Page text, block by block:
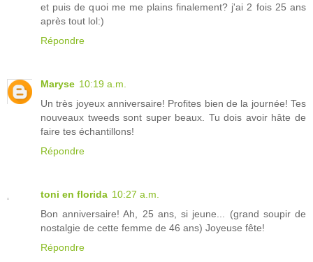
et puis de quoi me me plains finalement? j'ai 2 fois 25 ans
après tout lol:)
Répondre
Maryse 10:19 a.m.
Un très joyeux anniversaire! Profites bien de la journée! Tes
nouveaux tweeds sont super beaux. Tu dois avoir hâte de
faire tes échantillons!
Répondre
toni en florida 10:27 a.m.
Bon anniversaire! Ah, 25 ans, si jeune... (grand soupir de
nostalgie de cette femme de 46 ans) Joyeuse fête!
Répondre